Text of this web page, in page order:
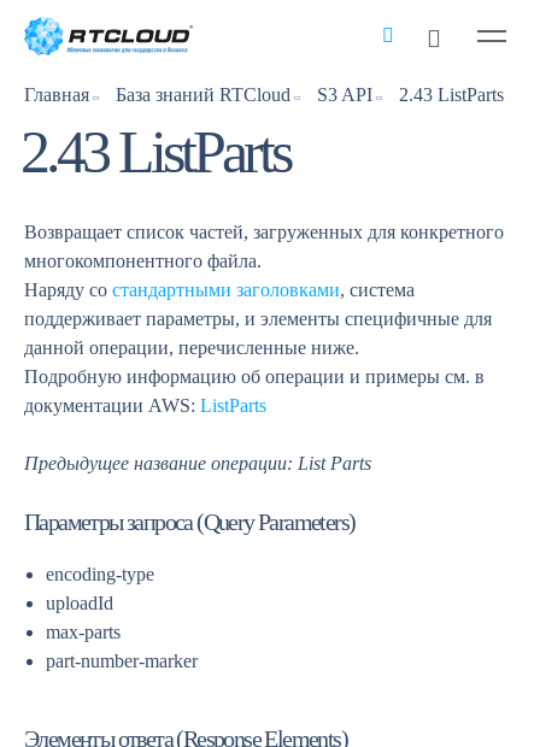
Главная База знаний RTCloud S3 API 2.43 ListParts
2.43 ListParts
Возвращает список частей, загруженных для конкретного
многокомпонентного файла.
Наряду со стандартными заголовками, система
поддерживает параметры, и элементы специфичные для
данной операции, перечисленные ниже.
Подробную информацию об операции и примеры см. в
документации AWS: ListParts
Предыдущее название операции: List Parts
Параметры запроса (Query Parameters)
encoding-type
uploadId
max-parts
part-number-marker
Элементы ответа (Response Elements)